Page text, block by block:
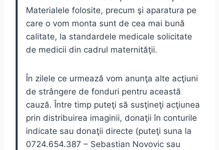
Materialele folosite, precum şi aparatura pe
care o vom monta sunt de cea mai bună
calitate, la standardele medicale solicitate
de medicii din cadrul maternităţii.
În zilele ce urmează vom anunţa alte acţiuni
de strângere de fonduri pentru această
cauză. Între timp puteţi să susţineţi acţiunea
prin distribuirea imaginii, donaţii în conturile
indicate sau donaţii directe (puteţi suna la
0724.654.387 – Sebastian Novovic sau